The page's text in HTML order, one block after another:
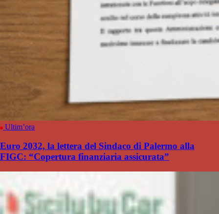
Ultim’ora
Euro 2032, la lettera del Sindaco di Palermo alla
FIGC: “Copertura finanziaria assicurata”